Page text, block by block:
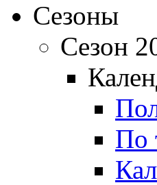
Сезоны
Сезон
По